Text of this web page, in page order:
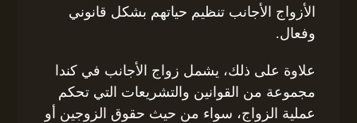
الأزواج الأجانب تنظيم حياتهم بشكل قانوني
وفعال.
علاوة على ذلك، يشمل زواج الأجانب في كندا
مجموعة من القوانين والتشريعات التي تحكم
عملية الزواج، سواء من حيث حقوق الزوجين أو